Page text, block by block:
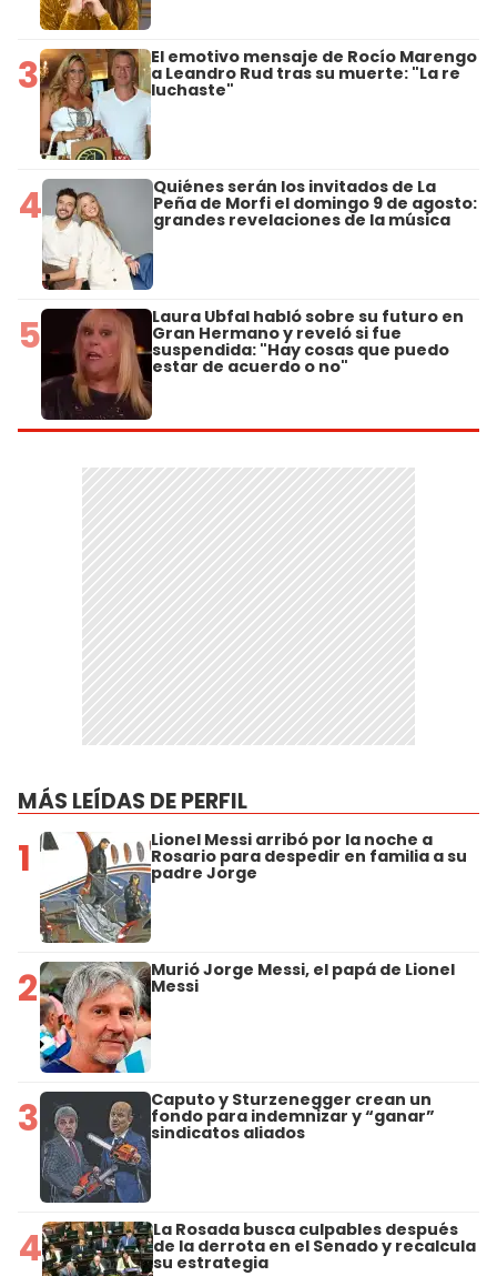
3 El emotivo mensaje de Rocío Marengo
a Leandro Rud tras su muerte: "La re
luchaste"
4 Quiénes serán los invitados de La
Peña de Morfi el domingo 9 de agosto:
grandes revelaciones de la música
5 Laura Ubfal habló sobre su futuro en
Gran Hermano y reveló si fue
suspendida: "Hay cosas que puedo
estar de acuerdo o no"
MÁS LEÍDAS DE PERFIL
1 Lionel Messi arribó por la noche a
Rosario para despedir en familia a su
padre Jorge
2 Murió Jorge Messi, el papá de Lionel
Messi
3 Caputo y Sturzenegger crean un
fondo para indemnizar y “ganar”
sindicatos aliados
4 La Rosada busca culpables después
de la derrota en el Senado y recalcula
su estrategia